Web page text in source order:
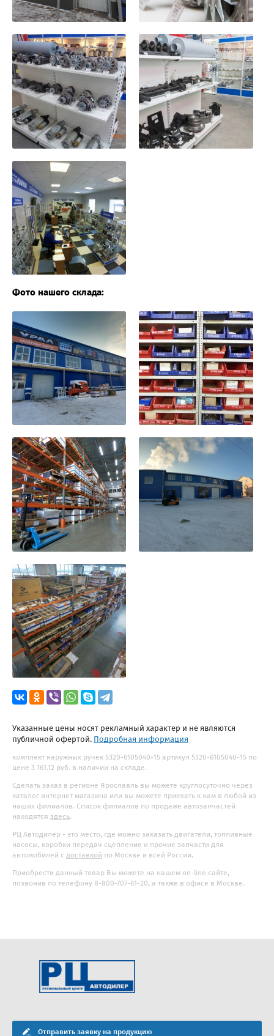
Фото нашего склада:
Указанные цены носят рекламный характер и не являются
публичной офертой. Подробная информация
комплект наружных ручек 5320-6105040-15 артикул 5320-6105040-15 по
цене 3 161.12 руб. в наличии на складе.
Сделать заказ в регионе Ярославль вы можете круглосуточно через
каталог интернет магазина или вы можете приехать к нам в любой из
наших филиалов. Список филиалов по продаже автозапчастей
находятся здесь.
РЦ Автодилер - это место, где можно заказать двигатели, топливные
насосы, коробки передач сцепление и прочие запчасти для
автомобилей с доставкой по Москве и всей России.
Приобрести данный товар Вы можете на нашем on-line сайте,
позвонив по телефону 8-800-707-61-20, а также в офисе в Москве.
Отправить заявку на продукцию